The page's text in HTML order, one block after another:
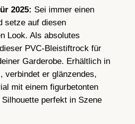
2025: Sei immer einen
setze auf diesen
Look. Als absolutes
PVC-Bleistiftrock für
Garderobe. Erhältlich in
, verbindet er glänzendes,
mit einem figurbetonten
perfekt in Szene